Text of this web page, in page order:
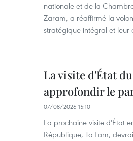
nationale et de la
Zaram, a réaffirmé la
stratégique intégral et
La visite d'État
approfondir le
07/08/2026 15:10
La prochaine visite d'État
République, To Lam,